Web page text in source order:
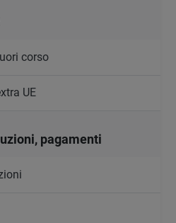
corso
UE
pagamenti